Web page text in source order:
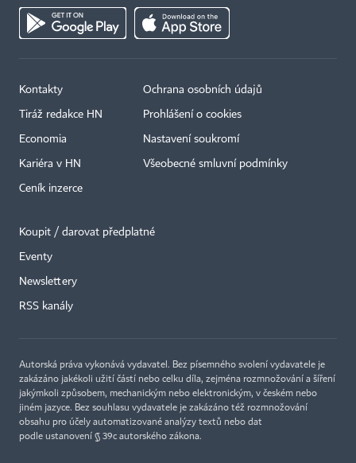
Kontakty
Tiráž redakce HN
Economia
Kariéra v HN
Ceník inzerce
Ochrana osobních údajů
Prohlášení o cookies
Nastavení soukromí
Všeobecné smluvní podmínky
Koupit / darovat předplatné
Eventy
Newslettery
RSS kanály
Autorská práva vykonává vydavatel. Bez písemného svolení vydavatele je
zakázáno jakékoli užití částí nebo celku díla, zejména rozmnožování a šíření
jakýmkoli způsobem, mechanickým nebo elektronickým, v českém nebo
jiném jazyce. Bez souhlasu vydavatele je zakázáno též rozmnožování
obsahu pro účely automatizované analýzy textů nebo dat
podle ustanovení § 39c autorského zákona.